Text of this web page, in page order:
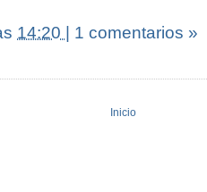
14:20 | 1 comentarios »
Inicio